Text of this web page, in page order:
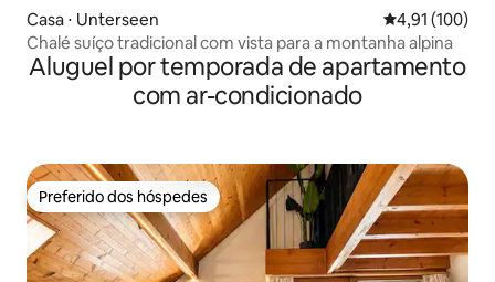
Casa ⋅ Unterseen 4,91 de uma
4,91 (100)
Chalé suíço tradicional com vista para a montanha alpina
Aluguel por temporada de apartamento
com ar-condicionado
Preferido dos hóspedes
Preferido dos hóspedes